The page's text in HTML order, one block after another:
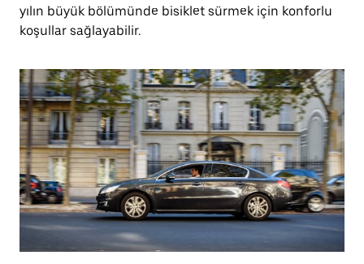
yılın büyük bölümünde bisiklet sürmek için konforlu
koşullar sağlayabilir.